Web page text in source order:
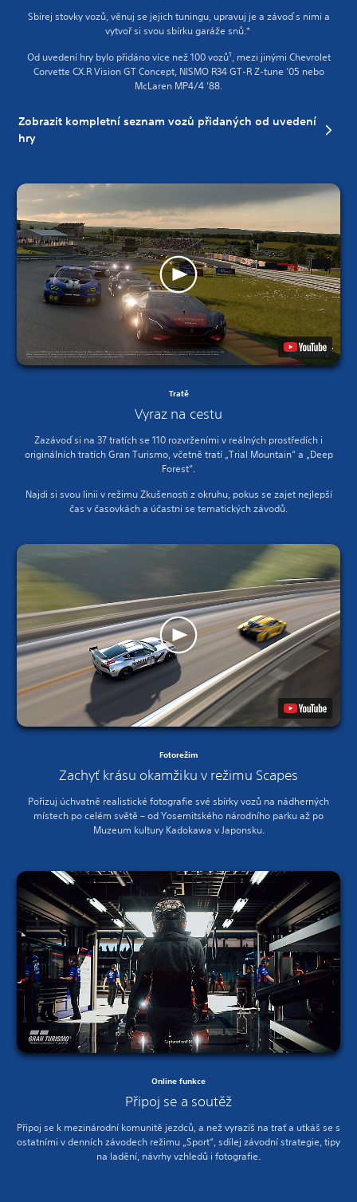
Sbírej stovky vozů, věnuj se jejich tuningu, upravuj je a závoď s nimi a
vytvoř si svou sbírku garáže snů.*
Od uvedení hry bylo přidáno více než 100 vozů1, mezi jinými Chevrolet
Corvette CX.R Vision GT Concept, NISMO R34 GT-R Z-tune ’05 nebo
McLaren MP4/4 ’88.
Zobrazit kompletní seznam vozů přidaných od uvedení
hry
Tratě
Vyraz na cestu
Zazávoď si na 37 tratích se 110 rozvrženími v reálných prostředích i
originálních tratích Gran Turismo, včetně tratí „Trial Mountain“ a „Deep
Forest“.
Najdi si svou linii v režimu Zkušenosti z okruhu, pokus se zajet nejlepší
čas v časovkách a účastni se tematických závodů.
Fotorežim
Zachyť krásu okamžiku v režimu Scapes
Pořizuj úchvatně realistické fotografie své sbírky vozů na nádherných
místech po celém světě – od Yosemitského národního parku až po
Muzeum kultury Kadokawa v Japonsku.
Online funkce
Připoj se a soutěž
Připoj se k mezinárodní komunitě jezdců, a než vyrazíš na trať a utkáš se s
ostatními v denních závodech režimu „Sport“, sdílej závodní strategie, tipy
na ladění, návrhy vzhledů i fotografie.